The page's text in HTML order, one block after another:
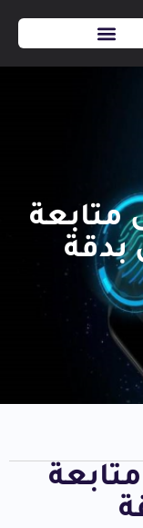
متابعة
بدقة